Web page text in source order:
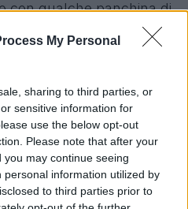
My Personal
sharing to third parties, or
sensitive information for
use the below opt-out
Please note that after your
may continue seeing
information utilized by
to third parties prior to
con qualche panchina di
sulla fascia destra
gol che ha caratterizzato
il Vesuvio.
Può darsi. Già
che Callejon